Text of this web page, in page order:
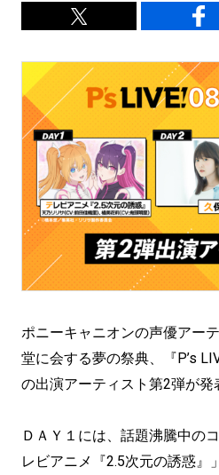
ポニーキャニオンの声優アー
堂に会する夢の祭典、『P’s
の出演アーティスト第2弾が発
ＤＡＹ１には、話題沸騰中の
レビアニメ『2.5次元の誘惑』